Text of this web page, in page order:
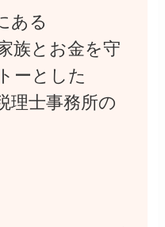
ある
族とお金を守
ーとした
理士事務所の